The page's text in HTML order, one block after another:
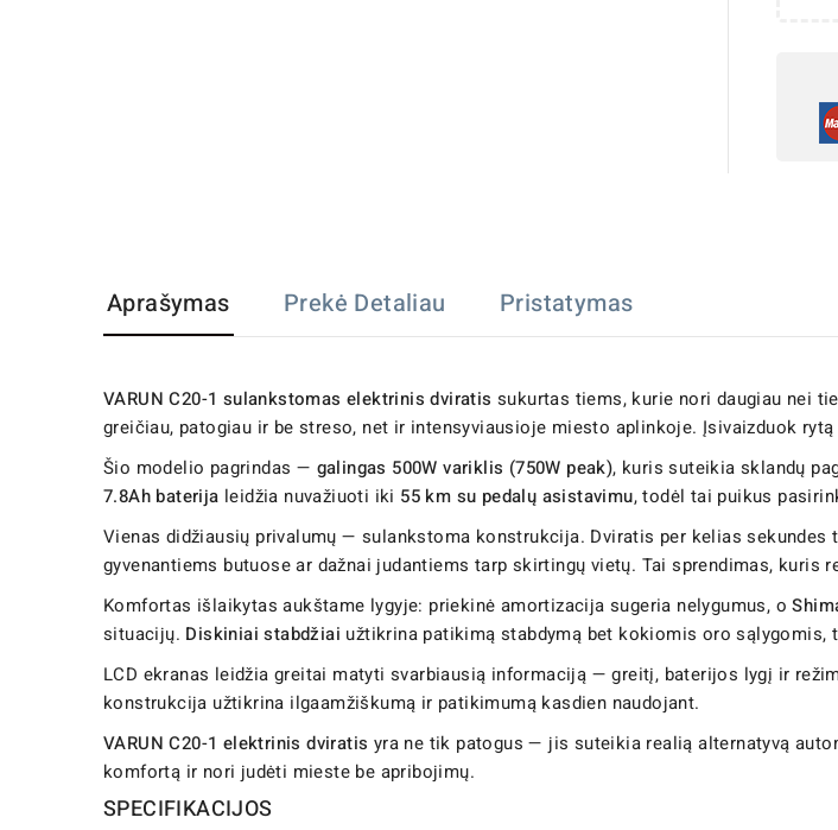
Aprašymas Prekė Detaliau Pristatymas
VARUN C20-1 sulankstomas elektrinis dviratis sukurtas tiems, kurie nori daugiau nei
greičiau, patogiau ir be streso, net ir intensyviausioje miesto aplinkoje. Įsivaizduok
Šio modelio pagrindas — galingas 500W variklis (750W peak), kuris suteikia sklandų
7.8Ah baterija leidžia nuvažiuoti iki 55 km su pedalų asistavimu, todėl tai puikus
Vienas didžiausių privalumų — sulankstoma konstrukcija. Dviratis per kelias
gyvenantiems butuose ar dažnai judantiems tarp skirtingų vietų. Tai sprendimas, kuris
Komfortas išlaikytas aukštame lygyje: priekinė amortizacija sugeria nelygumus, o
situacijų. Diskiniai stabdžiai užtikrina patikimą stabdymą bet kokiomis oro
LCD ekranas leidžia greitai matyti svarbiausią informaciją — greitį, baterijos lygį ir
konstrukcija užtikrina ilgaamžiškumą ir patikimumą kasdien naudojant.
VARUN C20-1 elektrinis dviratis yra ne tik patogus — jis suteikia realią alternatyvą
komfortą ir nori judėti mieste be apribojimų.
SPECIFIKACIJOS